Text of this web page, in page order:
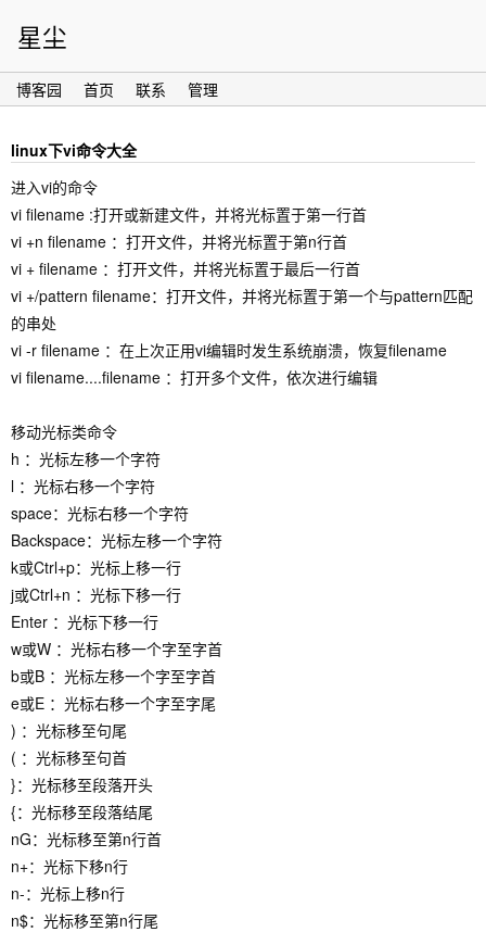
星尘
博客园 首页 联系 管理
linux下vi命令大全
进入vi的命令
vi filename :打开或新建文件，并将光标置于第一行首
vi +n filename ：打开文件，并将光标置于第n行首
vi + filename ：打开文件，并将光标置于最后一行首
vi +/pattern filename：打开文件，并将光标置于第一个与pattern匹配
的串处
vi -r filename ：在上次正用vi编辑时发生系统崩溃，恢复filename
vi filename....filename ：打开多个文件，依次进行编辑
移动光标类命令
h ：光标左移一个字符
l ：光标右移一个字符
space：光标右移一个字符
Backspace：光标左移一个字符
k或Ctrl+p：光标上移一行
j或Ctrl+n ：光标下移一行
Enter ：光标下移一行
w或W ：光标右移一个字至字首
b或B ：光标左移一个字至字首
e或E ：光标右移一个字至字尾
) ：光标移至句尾
( ：光标移至句首
}：光标移至段落开头
{：光标移至段落结尾
nG：光标移至第n行首
n+：光标下移n行
n-：光标上移n行
n$：光标移至第n行尾